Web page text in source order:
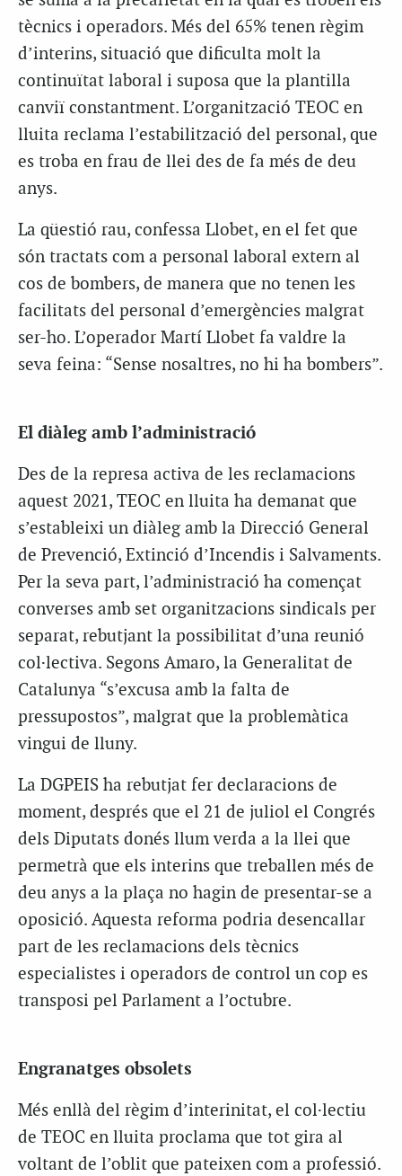
tècnics i operadors. Més del 65% tenen règim
d’interins, situació que dificulta molt la
continuïtat laboral i suposa que la plantilla
canviï constantment. L’organització TEOC en
lluita reclama l’estabilització del personal, que
es troba en frau de llei des de fa més de deu
anys.
La qüestió rau, confessa Llobet, en el fet que
són tractats com a personal laboral extern al
cos de bombers, de manera que no tenen les
facilitats del personal d’emergències malgrat
ser-ho. L’operador Martí Llobet fa valdre la
seva feina: “Sense nosaltres, no hi ha bombers”.
El diàleg amb l’administració
Des de la represa activa de les reclamacions
aquest 2021, TEOC en lluita ha demanat que
s’estableixi un diàleg amb la Direcció General
de Prevenció, Extinció d’Incendis i Salvaments.
Per la seva part, l’administració ha començat
converses amb set organitzacions sindicals per
separat, rebutjant la possibilitat d’una reunió
col·lectiva. Segons Amaro, la Generalitat de
Catalunya “s’excusa amb la falta de
pressupostos”, malgrat que la problemàtica
vingui de lluny.
La DGPEIS ha rebutjat fer declaracions de
moment, després que el 21 de juliol el Congrés
dels Diputats donés llum verda a la llei que
permetrà que els interins que treballen més de
deu anys a la plaça no hagin de presentar-se a
oposició. Aquesta reforma podria desencallar
part de les reclamacions dels tècnics
especialistes i operadors de control un cop es
transposi pel Parlament a l’octubre.
Engranatges obsolets
Més enllà del règim d’interinitat, el col·lectiu
de TEOC en lluita proclama que tot gira al
voltant de l’oblit que pateixen com a professió.